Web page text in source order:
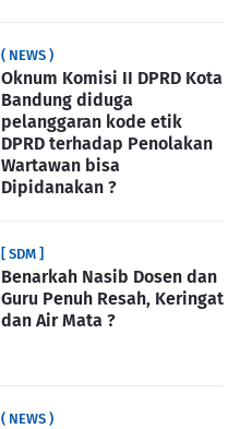
( NEWS )
Oknum Komisi II DPRD Kota
Bandung diduga
pelanggaran kode etik
DPRD terhadap Penolakan
Wartawan bisa
Dipidanakan ?
[ SDM ]
Benarkah Nasib Dosen dan
Guru Penuh Resah, Keringat
dan Air Mata ?
( NEWS )